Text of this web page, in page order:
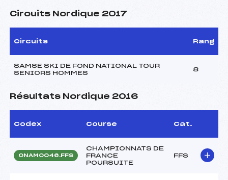
Circuits Nordique 2017
Circuits Rang
SAMSE SKI DE FOND NATIONAL TOUR
SENIORS HOMMES
8
Résultats Nordique 2016
Codex Course Cat.
ONAM0046.FFS
CHAMPIONNATS DE
FRANCE
POURSUITE
FFS